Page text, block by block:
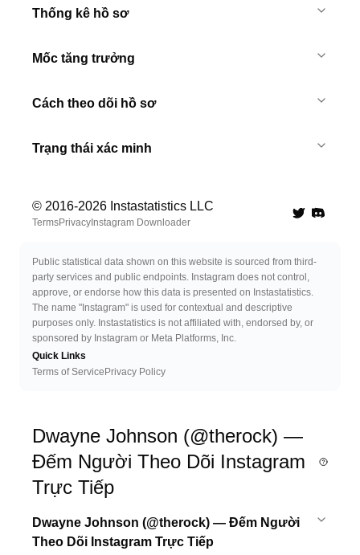
Thống kê hồ sơ
Mốc tăng trưởng
Cách theo dõi hồ sơ
Trạng thái xác minh
© 2016-2026 Instastatistics LLC
TermsPrivacy Instagram Downloader TwitterDiscord
Public statistical data shown on this website is sourced from third-
party services and public endpoints. Instagram does not control,
approve, or endorse how this data is presented on Instastatistics.
The name "Instagram" is used for contextual and descriptive
purposes only. Instastatistics is not affiliated with, endorsed by, or
sponsored by Instagram or Meta Platforms, Inc.
Quick Links
Terms of Service Privacy Policy
Dwayne Johnson (@therock) —
Đếm Người Theo Dõi Instagram
Trực Tiếp
Dwayne Johnson (@therock) — Đếm Người
Theo Dõi Instagram Trực Tiếp